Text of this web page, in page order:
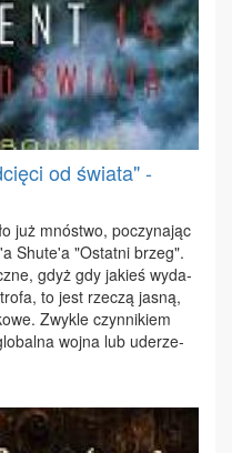
od świata" -
już mnó­stwo, po­czy­na­jąc
Shu­te'a "Ostat­ni brzeg".
gdyż gdy ja­kieś wy­da­
to jest rze­czą ja­sną,
Zwy­kle czyn­ni­kiem
woj­na lub ude­rze­